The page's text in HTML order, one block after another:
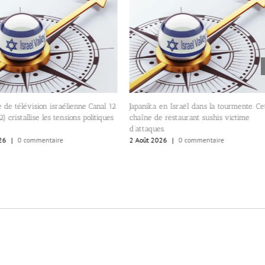
de télévision israélienne Canal 12
cristallise les tensions politiques
| 0 commentaire
Japanika en Israël dans la tourmente.
chaîne de restaurant sushis victime
d’attaques.
2 Août 2026 | 0 commentaire